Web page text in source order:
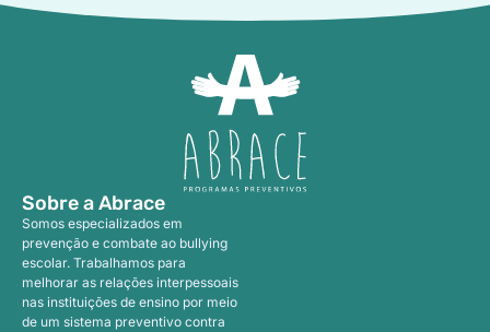
Sobre a Abrace
Somos especializados em
prevenção e combate ao bullying
escolar. Trabalhamos para
melhorar as relações interpessoais
nas instituições de ensino por meio
de um sistema preventivo contra